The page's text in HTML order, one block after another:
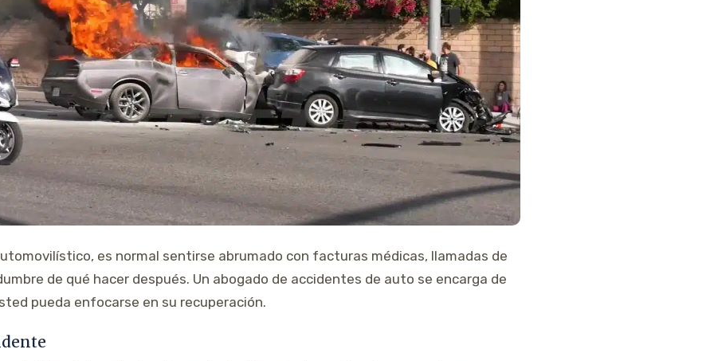
es normal sentirse abrumado con facturas médicas, llamadas de
de qué hacer después. Un abogado de accidentes de auto se encarga de
pueda enfocarse en su recuperación.